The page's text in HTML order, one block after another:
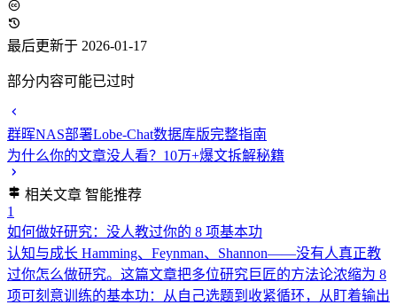
最后更新于 2026-01-17
部分内容可能已过时
群晖NAS部署Lobe-Chat数据库版完整指南
为什么你的文章没人看？10万+爆文拆解秘籍
相关文章 智能推荐
1
如何做好研究：没人教过你的 8 项基本功
认知与成长 Hamming、Feynman、Shannon——没有人真正教
过你怎么做研究。这篇文章把多位研究巨匠的方法论浓缩为 8
项可刻意训练的基本功：从自己选题到收紧循环，从盯着输出